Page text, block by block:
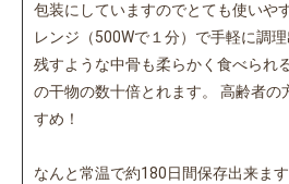
包装にしていますのでとても使いや
レンジ（500Wで１分）で手軽に調
残すような中骨も柔らかく食べられ
の干物の数十倍とれます。 高齢者の
すめ！
なんと常温で約180日間保存出来ます